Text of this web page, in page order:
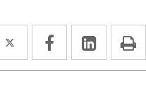
Twitter
Enlace
a
Facebook
Enlace
a
Enlace
a